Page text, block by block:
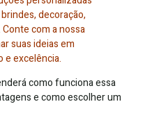
decoração,
com a nossa
suas ideias em
e excelência.
como funciona essa
e como escolher um